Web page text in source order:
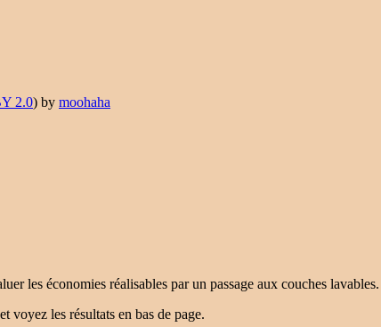
2.0) by moohaha
les économies réalisables par un passage aux couches
voyez les résultats en bas de page.